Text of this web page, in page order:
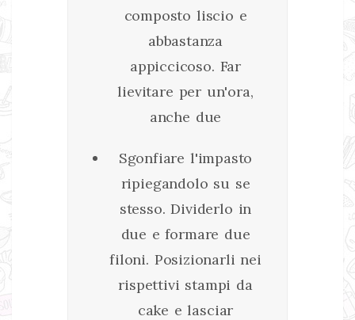
composto liscio e
abbastanza
appiccicoso. Far
lievitare per un'ora,
anche due
Sgonfiare l'impasto
ripiegandolo su se
stesso. Dividerlo in
due e formare due
filoni. Posizionarli nei
rispettivi stampi da
cake e lasciar